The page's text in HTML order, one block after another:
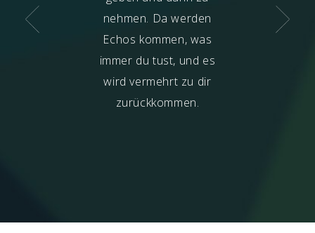
– Auswirkung
nehmen. Da werden
Echos kommen, was
immer du tust, und es
wird vermehrt zu dir
zurückkommen.
Wohltätigkeit